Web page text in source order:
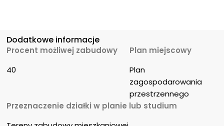
Dodatkowe informacje
Procent możliwej zabudowy
40
Plan miejscowy
Plan
zagospodarowania
przestrzennego
Przeznaczenie działki w planie lub studium